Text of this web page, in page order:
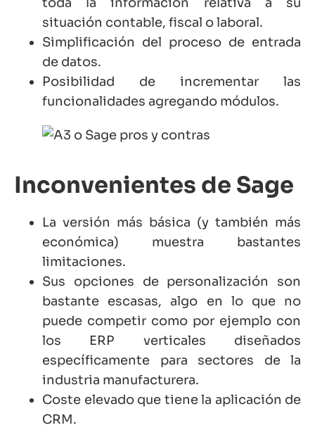
situación contable, fiscal o laboral.
Simplificación del proceso de entrada
de datos.
Posibilidad de incrementar las
funcionalidades agregando módulos.
Inconvenientes de Sage
La versión más básica (y también más
económica) muestra bastantes
limitaciones.
Sus opciones de personalización son
bastante escasas, algo en lo que no
puede competir como por ejemplo con
los ERP verticales diseñados
específicamente para sectores de la
industria manufacturera.
Coste elevado que tiene la aplicación de
CRM.